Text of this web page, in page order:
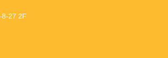
8-27 2F